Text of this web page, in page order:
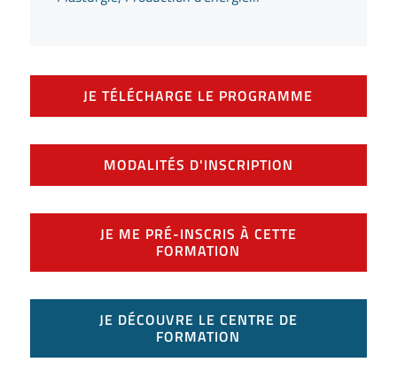
JE TÉLÉCHARGE LE PROGRAMME
MODALITÉS D'INSCRIPTION
JE ME PRÉ-INSCRIS À CETTE
FORMATION
JE DÉCOUVRE LE CENTRE DE
FORMATION